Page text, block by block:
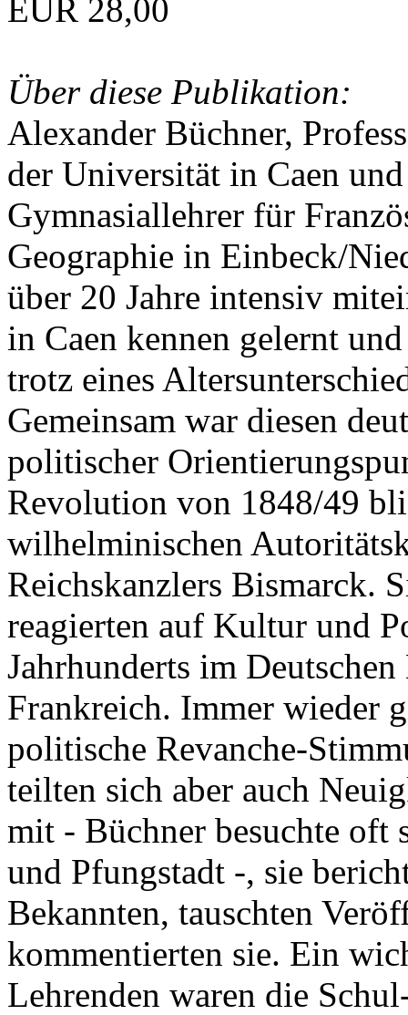
EUR 28,00
Über diese Publikation:
Alexander Büchner,
der Universität in Caen
Gymnasiallehrer für
Geographie in Einbeck/
über 20 Jahre intensiv
in Caen kennen gelernt
trotz eines
Gemeinsam war diesen
politischer
Revolution von 1848/49
wilhelminischen
Reichskanzlers Bismarck.
reagierten auf Kultur und
Jahrhunderts im
Frankreich. Immer wieder
politische Revanche-
teilten sich aber auch
mit - Büchner besuchte oft
und Pfungstadt -, sie
Bekannten, tauschten
kommentierten sie. Ein
Lehrenden waren die